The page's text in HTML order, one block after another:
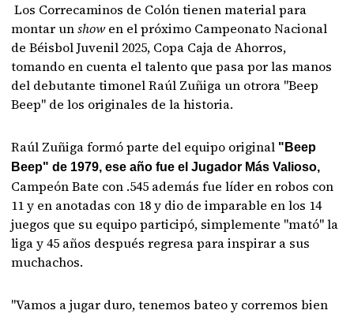
Los Correcaminos de Colón tienen material para
montar unshowen el próximo Campeonato Nacional
de Béisbol Juvenil 2025, Copa Caja de Ahorros,
tomando en cuenta el talento que pasa por las manos
del debutante timonel Raúl Zuñiga un otrora "Beep
Beep" de los originales de la historia.
Raúl Zuñiga formó parte del equipo original "Beep
Beep" de 1979, ese año fue el Jugador Más Valioso,
Campeón Bate con .545 además fue líder en robos con
11 y en anotadas con 18 y dio de imparable en los 14
juegos que su equipo participó, simplemente "mató" la
liga y 45 años después regresa para inspirar a sus
muchachos.
"Vamos a jugar duro, tenemos bateo y corremos bien